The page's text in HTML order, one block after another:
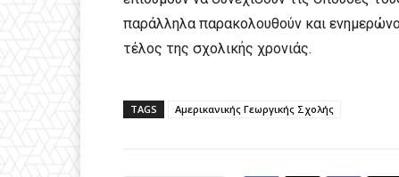
παράλληλα παρακολουθούν και
τέλος της σχολικής χρονιάς.
TAGS Αμερικανικής Γεωργικής Σχολής